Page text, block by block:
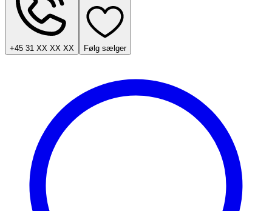
+45 31 XX XX XX Følg sælger